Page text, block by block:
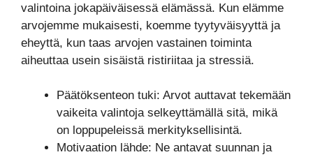
valintoina jokapäiväisessä elämässä. Kun elämme
arvojemme mukaisesti, koemme tyytyväisyyttä ja
eheyttä, kun taas arvojen vastainen toiminta
aiheuttaa usein sisäistä ristiriitaa ja stressiä.
Päätöksenteon tuki: Arvot auttavat tekemään
vaikeita valintoja selkeyttämällä sitä, mikä
on loppupeleissä merkityksellisintä.
Motivaation lähde: Ne antavat suunnan ja